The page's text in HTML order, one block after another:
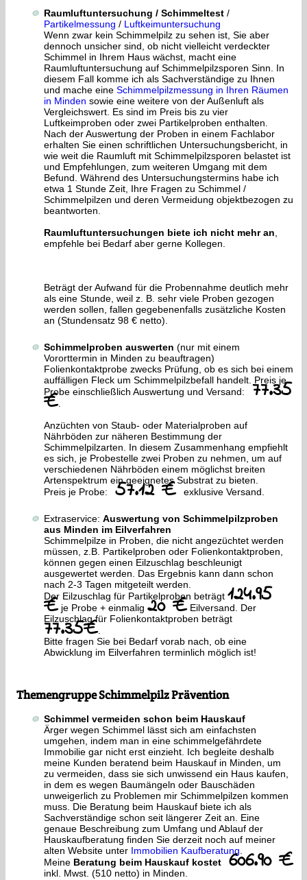
Raumluftuntersuchung / Schimmeltest /
Partikelmessung / Luftkeimuntersuchung
Wenn zwar kein Schimmelpilz zu sehen ist, Sie aber
dennoch unsicher sind, ob nicht vielleicht verdeckter
Schimmel in Ihrem Haus wächst, macht eine
Raumluftuntersuchung auf Schimmelpilzsporen Sinn. In
diesem Fall komme ich als Sachverständige zu Ihnen
und mache eine Schimmelpilzmessung in Ihren Räumen
in Minden sowie eine weitere von der Außenluft als
Vergleichswert. Es sind im Preis bis zu vier
Luftkeimproben oder zwei Partikelproben enthalten.
Nach der Auswertung der Proben in einem Fachlabor
erhalten Sie einen schriftlichen Untersuchungsbericht, in
wie weit die Raumluft mit Schimmelpilzsporen belastet ist
und Empfehlungen, zum weiteren Umgang mit dem
Befund. Während des Untersuchungstermins habe ich
etwa 1 Stunde Zeit, Ihre Fragen zu Schimmel /
Schimmelpilzen und deren Vermeidung objektbezogen zu
beantworten.
Raumluftuntersuchungen biete ich nicht mehr an
empfehle bei Bedarf aber gerne Kollegen.
Beträgt der Aufwand für die Probennahme deutlich mehr
als eine Stunde, weil z. B. sehr viele Proben gezogen
werden sollen, fallen gegebenenfalls zusätzliche Kosten
an (Stundensatz 98 € netto).
Schimmelproben auswerten (nur mit einem
Vororttermin in Minden zu beauftragen)
Folienkontaktprobe zwecks Prüfung, ob es sich bei einem
auffälligen Fleck um Schimmelpilzbefall handelt. Preis je
Probe einschließlich Auswertung und Versand:77.35
€
Anzüchten von Staub- oder Materialproben auf
Nährböden zur näheren Bestimmung der
Schimmelpilzarten. In diesem Zusammenhang empfiehlt
es sich, je Probestelle zwei Proben zu nehmen, um auf
verschiedenen Nährböden einem möglichst breiten
Artenspektrum ein geeignetes Substrat zu bieten.
Preis je Probe: 57.12 €exklusive Versand.
Extraservice: Auswertung von Schimmelpilzproben
aus Minden im Eilverfahren
Schimmelpilze in Proben, die nicht angezüchtet werden
müssen, z.B. Partikelproben oder Folienkontaktproben,
können gegen einen Eilzuschlag beschleunigt
ausgewertet werden. Das Ergebnis kann dann schon
nach 2-3 Tagen mitgeteilt werden.
Der Eilzuschlag für Partikelproben beträgt 124.95
€ je Probe + einmalig 20 € Eilversand. Der
Eilzuschlag für Folienkontaktproben beträgt
77.35€
Bitte fragen Sie bei Bedarf vorab nach, ob eine
Abwicklung im Eilverfahren terminlich möglich ist!
Themengruppe Schimmelpilz Prävention
Schimmel vermeiden schon beim Hauskauf
Ärger wegen Schimmel lässt sich am einfachsten
umgehen, indem man in eine schimmelgefährdete
Immobilie gar nicht erst einzieht. Ich begleite deshalb
meine Kunden beratend beim Hauskauf in Minden, um
zu vermeiden, dass sie sich unwissend ein Haus kaufen,
in dem es wegen Baumängeln oder Bauschäden
unweigerlich zu Problemen mir Schimmelpilzen kommen
muss. Die Beratung beim Hauskauf biete ich als
Sachverständige schon seit längerer Zeit an. Eine
genaue Beschreibung zum Umfang und Ablauf der
Hauskaufberatung finden Sie derzeit noch auf meiner
alten Website unter Immobilien Kaufberatung
Meine Beratung beim Hauskauf kostet606.90 €
inkl. Mwst. (510 netto) in Minden.